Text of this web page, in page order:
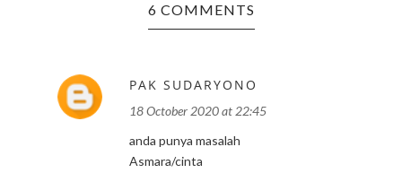
6 COMMENTS
PAK SUDARYONO
18 October 2020 at 22:45
anda punya masalah
Asmara/cinta